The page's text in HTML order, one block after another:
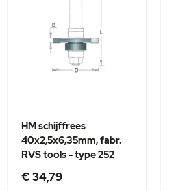
HM schijffrees
40x2,5x6,35mm, fabr.
RVS tools - type 252
€ 34,79